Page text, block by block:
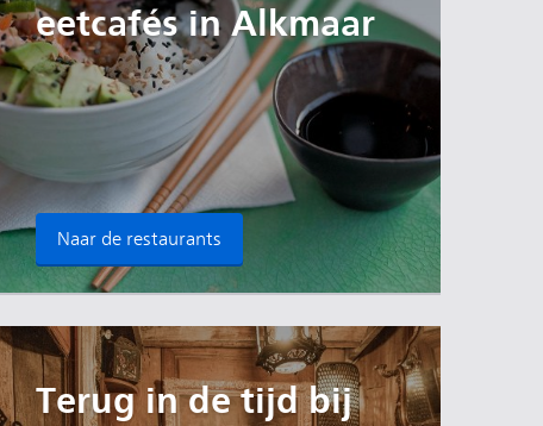
eetcafés in Alkmaar
Naar de restaurants
Terug in de tijd bij